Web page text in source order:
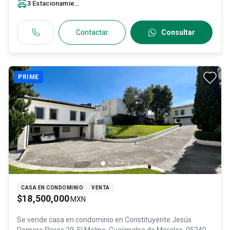
3 Estacionamiento
Contactar Consultar
PRIME
CASA EN CONDOMINIO VENTA
$18,500,000 MXN
Se vende casa en condominio en Constituyente Jesús